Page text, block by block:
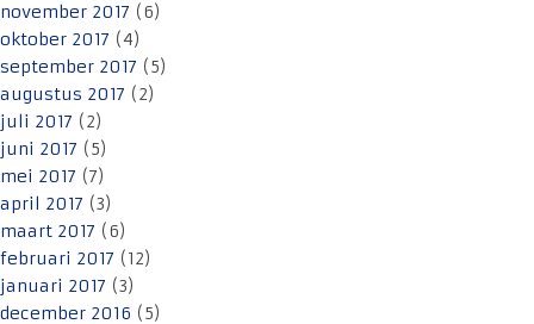
november 2017 (6)
oktober 2017 (4)
september 2017 (5)
augustus 2017 (2)
juli 2017 (2)
juni 2017 (5)
mei 2017 (7)
april 2017 (3)
maart 2017 (6)
februari 2017 (12)
januari 2017 (3)
december 2016 (5)